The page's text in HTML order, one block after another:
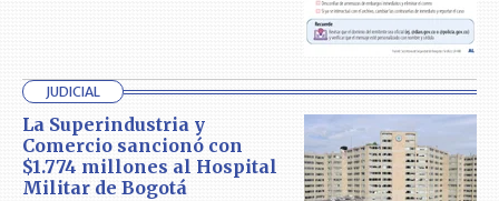
JUDICIAL
La Superindustria y
Comercio sancionó con
$1.774 millones al Hospital
Militar de Bogotá